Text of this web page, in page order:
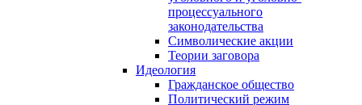
процессуального
законодательства
Символические акции
Теории заговора
Идеология
Гражданское общество
Политический режим